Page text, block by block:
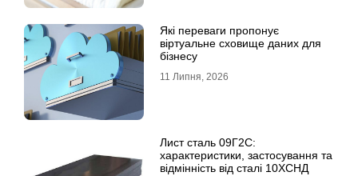
Які переваги пропонує
віртуальне сховище даних для
бізнесу
11 Липня, 2026
Лист сталь 09Г2С:
характеристики, застосування та
відмінність від сталі 10ХСНД